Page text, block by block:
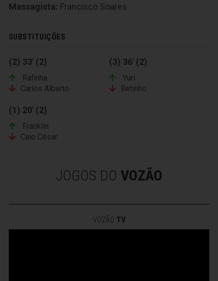
Massagista: Francisco Soares
SUBSTITUIÇÕES
(2) 33' (2)
Rafinha
Carlos Alberto
(3) 36' (2)
Yuri
Betinho
(1) 20' (2)
Franklin
Caio César
JOGOS DO VOZÃO
VOZÃO TV